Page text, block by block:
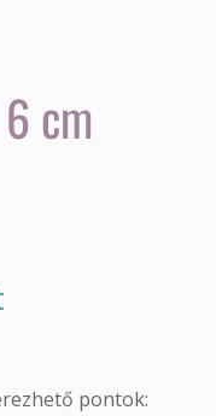
cm
pontok: